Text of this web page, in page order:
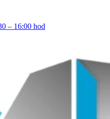
– 16:00 hod